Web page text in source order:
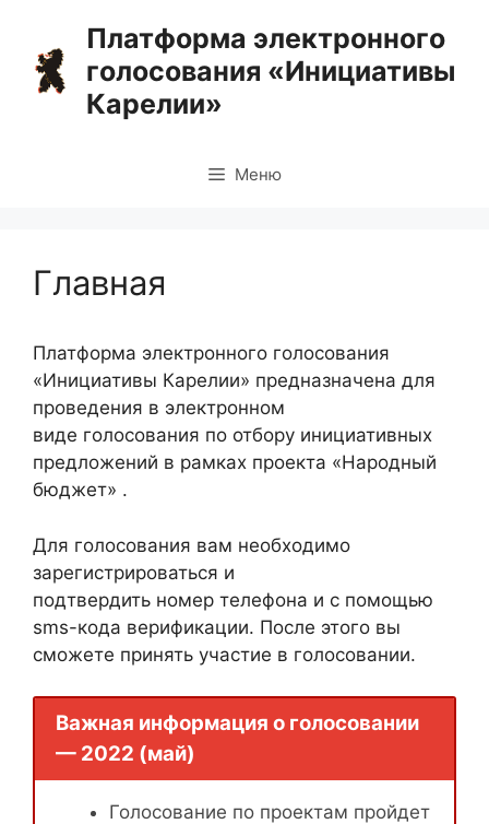
содержимому
Платформа электронного
голосования «Инициативы
Карелии»
Меню
Главная
Платформа электронного голосования
«Инициативы Карелии» предназначена для
проведения в электронном
виде голосования по отбору инициативных
предложений в рамках проекта «Народный
бюджет» .
Для голосования вам необходимо
зарегистрироваться и
подтвердить номер телефона и с помощью
sms-кода верификации. После этого вы
сможете принять участие в голосовании.
Важная информация о голосовании
— 2022 (май)
Голосование по проектам пройдет